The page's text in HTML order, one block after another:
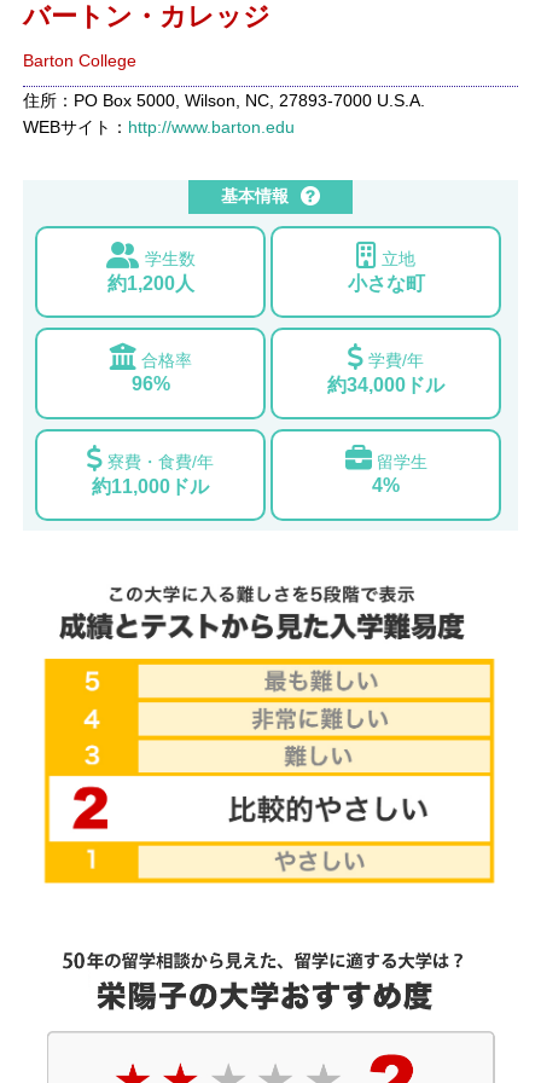
バートン・カレッジ
Barton College
住所：PO Box 5000, Wilson, NC, 27893-7000 U.S.A.
WEBサイト： http://www.barton.edu
基本情報
学生数
約1,200人
立地
小さな町
合格率
96%
学費/年
約34,000ドル
寮費・食費/年
約11,000ドル
留学生
4%